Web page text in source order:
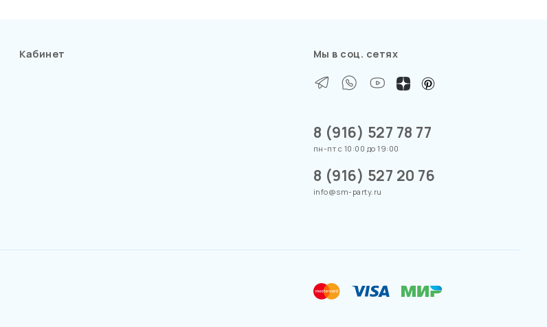
Кабинет Мы в соц. сетях
8 (916) 527 78 77
пн-пт с 10:00 до 19:00
8 (916) 527 20 76
info@sm-party.ru